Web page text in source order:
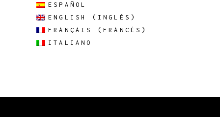
ESPAÑOL
ENGLISH
( INGLÉS )
FRANÇAIS
(FRANCÉS )
ITALIANO